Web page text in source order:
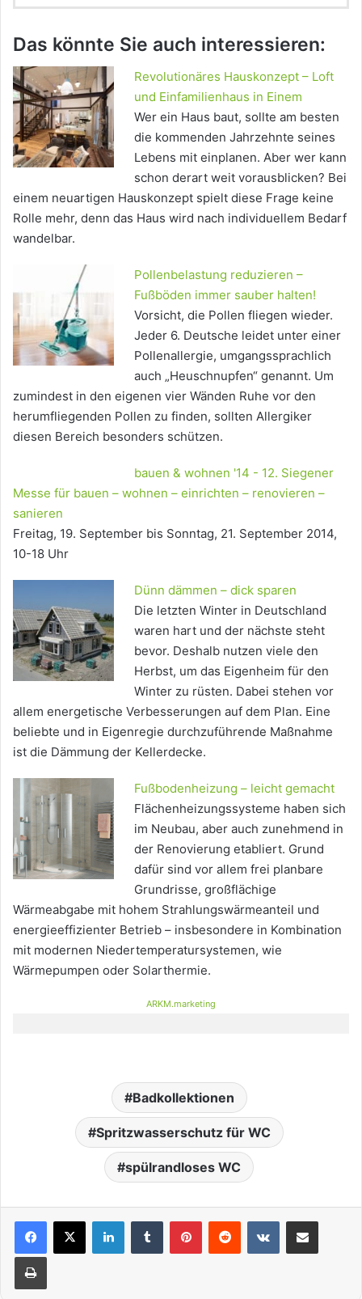
Das könnte Sie auch interessieren:
Revolutionäres Hauskonzept – Loft
und Einfamilienhaus in Einem
Wer ein Haus baut, sollte am besten
die kommenden Jahrzehnte seines
Lebens mit einplanen. Aber wer kann
schon derart weit vorausblicken? Bei
einem neuartigen Hauskonzept spielt diese Frage keine
Rolle mehr, denn das Haus wird nach individuellem Bedarf
wandelbar.
Pollenbelastung reduzieren –
Fußböden immer sauber halten!
Vorsicht, die Pollen fliegen wieder.
Jeder 6. Deutsche leidet unter einer
Pollenallergie, umgangssprachlich
auch „Heuschnupfen“ genannt. Um
zumindest in den eigenen vier Wänden Ruhe vor den
herumfliegenden Pollen zu finden, sollten Allergiker
diesen Bereich besonders schützen.
bauen & wohnen '14 - 12. Siegener
Messe für bauen – wohnen – einrichten – renovieren –
sanieren
Freitag, 19. September bis Sonntag, 21. September 2014,
10-18 Uhr
Dünn dämmen – dick sparen
Die letzten Winter in Deutschland
waren hart und der nächste steht
bevor. Deshalb nutzen viele den
Herbst, um das Eigenheim für den
Winter zu rüsten. Dabei stehen vor
allem energetische Verbesserungen auf dem Plan. Eine
beliebte und in Eigenregie durchzuführende Maßnahme
ist die Dämmung der Kellerdecke.
Fußbodenheizung – leicht gemacht
Flächenheizungssysteme haben sich
im Neubau, aber auch zunehmend in
der Renovierung etabliert. Grund
dafür sind vor allem frei planbare
Grundrisse, großflä­chige
Wärmeabgabe mit hohem Strahlungswärmeanteil und
energieeffizienter Betrieb – insbesondere in Kombination
mit modernen Niedertemperatursystemen, wie
Wärmepumpen oder Solarthermie.
ARKM.marketing
Badkollektionen
Spritzwasserschutz für WC
spülrandloses WC